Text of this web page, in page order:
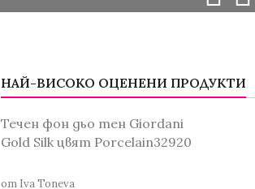
НАЙ-ВИСОКО ОЦЕНЕНИ ПРОДУКТИ
Течен фон дьо тен Giordani
Gold Silk цвят Porcelain32920
от Iva Toneva